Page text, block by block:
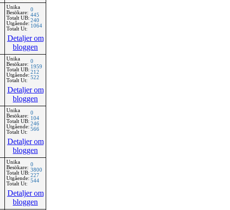
Unika
Besökare:
Totalt UB:
Utgående:
Totalt Ut:
0
445
240
1064
Detaljer om
bloggen
Unika
Besökare:
Totalt UB:
Utgående:
Totalt Ut:
0
1959
212
522
Detaljer om
bloggen
Unika
Besökare:
Totalt UB:
Utgående:
Totalt Ut:
0
104
246
566
Detaljer om
bloggen
Unika
Besökare:
Totalt UB:
Utgående:
Totalt Ut:
0
3800
227
544
Detaljer om
bloggen